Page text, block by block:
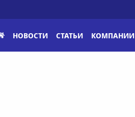
НОВОСТИ СТАТЬИ КОМПАНИИ